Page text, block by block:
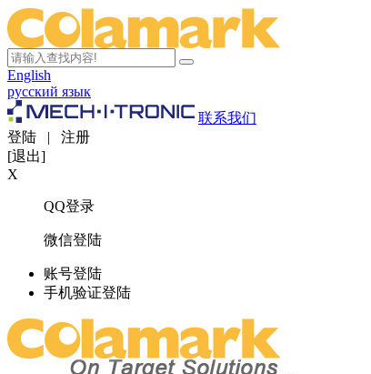
English
русский язык
联系我们
登陆 | 注册
[退出]
X
QQ登录
微信登陆
账号登陆
手机验证登陆